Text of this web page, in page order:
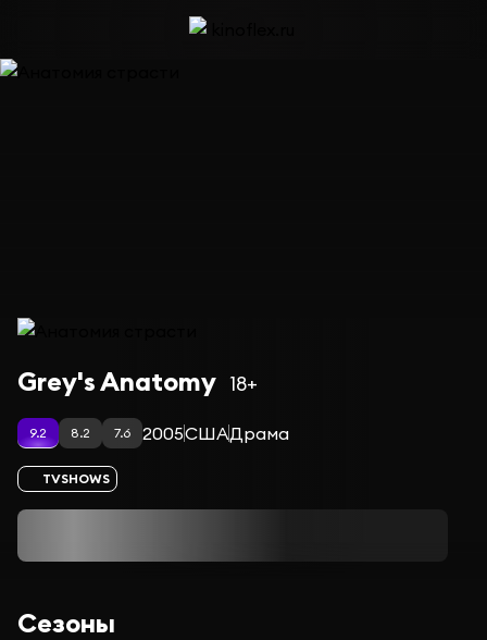
Сериал Анатомия страсти — сезон 15
Grey's Anatomy 18+
9.2 8.2 7.6 2005СШАДрама
TVSHOWS
Сезоны